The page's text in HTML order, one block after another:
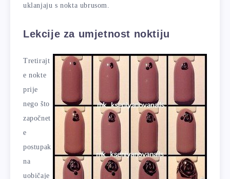
uklanjaju s nokta ubrusom.
Lekcije za umjetnost noktiju
Tretirajt
e nokte
prije
nego što
započnet
e
postupak
na
uobičaje